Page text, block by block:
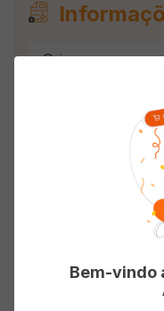
Origem
País de Origem
Bem-vindo